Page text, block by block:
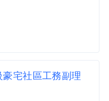
宅社區工務副理